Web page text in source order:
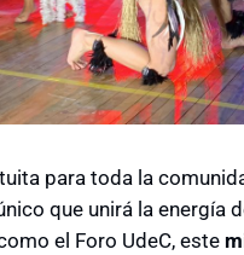
para toda la
que unirá la energía
el Foro UdeC, este